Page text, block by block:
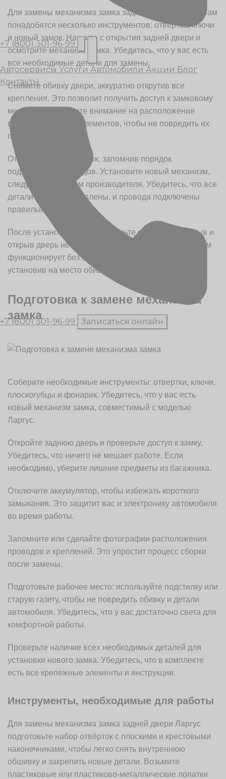
+7 (800) 301-96-99
Автосервисы Услуги Автомобили Акции Блог
Контакты
+7 (800) 301-96-99 Записаться онлайн
Для замены механизма замка задней двери Ларгус вам
понадобятся несколько инструментов: отвертка, ключи
и новый замок. Начните с открытия задней двери и
осмотрите механизм замка. Убедитесь, что у вас есть
все необходимые детали для замены.
Снимите обивку двери, аккуратно открутив все
крепления. Это позволит получить доступ к замковому
механизму. Обратите внимание на расположение
проводов и других элементов, чтобы не повредить их
при демонтаже.
Открутите старый замок, запомнив порядок
подключения проводов. Установите новый механизм,
следуя инструкциям производителя. Убедитесь, что все
детали плотно закреплены, и провода подключены
правильно.
После установки замка проверьте его работу, закрыв и
открыв дверь несколько раз. Убедитесь, что механизм
функционирует без заеданий. Завершите процесс,
установив на место обивку двери и закрепив её.
Подготовка к замене механизма
замка
Соберите необходимые инструменты: отвертки, ключи,
плоскогубцы и фонарик. Убедитесь, что у вас есть
новый механизм замка, совместимый с моделью
Ларгус.
Откройте заднюю дверь и проверьте доступ к замку.
Убедитесь, что ничего не мешает работе. Если
необходимо, уберите лишние предметы из багажника.
Отключите аккумулятор, чтобы избежать короткого
замыкания. Это защитит вас и электронику автомобиля
во время работы.
Запомните или сделайте фотографии расположения
проводов и креплений. Это упростит процесс сборки
после замены.
Подготовьте рабочее место: используйте подстилку или
старую газету, чтобы не повредить обивку и детали
автомобиля. Убедитесь, что у вас достаточно света для
комфортной работы.
Проверьте наличие всех необходимых деталей для
установки нового замка. Убедитесь, что в комплекте
есть все крепежные элементы и инструкции.
Инструменты, необходимые для работы
Для замены механизма замка задней двери Ларгус
подготовьте набор отвёрток с плоскими и крестовыми
наконечниками, чтобы легко снять внутреннюю
обшивку и закрепить новые детали. Возьмите
пластиковые или пластиково-металлические лопатки